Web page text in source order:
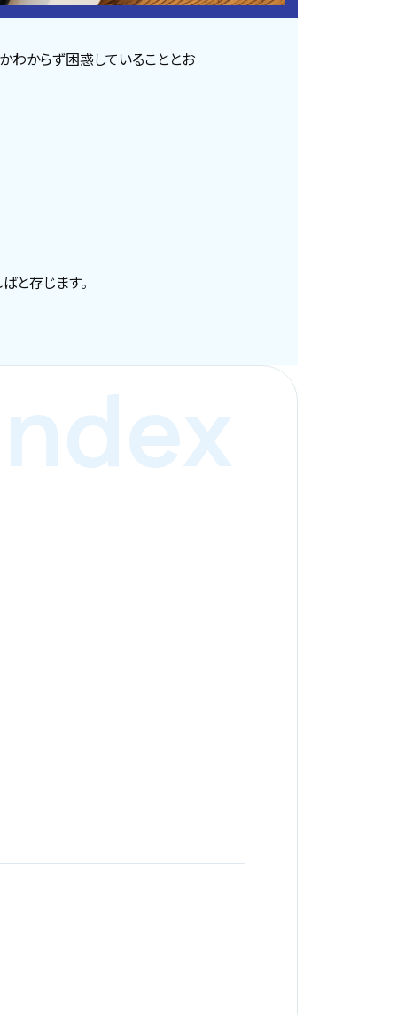
わからず困惑していることとお
と存じます。